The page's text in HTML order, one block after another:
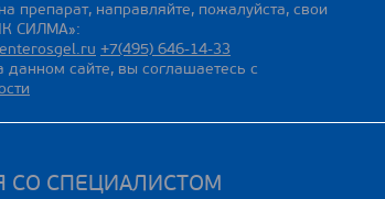
препарат, направляйте, пожалуйста, свои
СИЛМА»:
+7(495) 646-14-33
сайте, вы соглашаетесь с
СО СПЕЦИАЛИСТОМ